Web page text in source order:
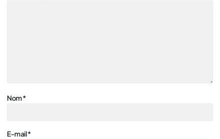
Nom*
E-mail*